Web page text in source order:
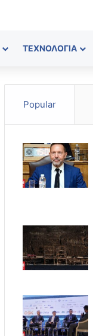
ΤΕΧΝΟΛΟΓΊΑ
Popular